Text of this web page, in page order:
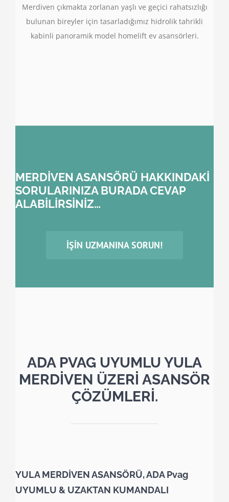
Merdiven çıkmakta zorlanan yaşlı ve geçici rahatsızlığı
bulunan bireyler için tasarladığımız hidrolik tahrikli
kabinli panoramik model homelift ev asansörleri.
MERDİVEN ASANSÖRÜ HAKKINDAKİ
SORULARINIZA BURADA CEVAP
ALABİLİRSİNİZ…
İŞIN UZMANINA SORUN!
ADA PVAG UYUMLU YULA
MERDİVEN ÜZERİ ASANSÖR
ÇÖZÜMLERİ.
YULA MERDİVEN ASANSÖRÜ, ADA Pvag
UYUMLU & UZAKTAN KUMANDALI